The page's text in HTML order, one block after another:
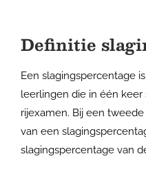
Definitie
Een slagingspercentage
leerlingen die in één
rijexamen. Bij een
van een
slagingspercentage van